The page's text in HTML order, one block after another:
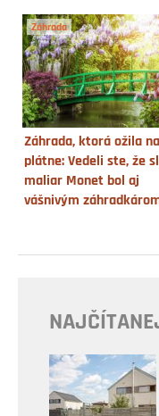
Záhrada
Záhrada, ktorá ožila na
plátne: Vedeli ste, že
maliar Monet bol aj
vášnivým